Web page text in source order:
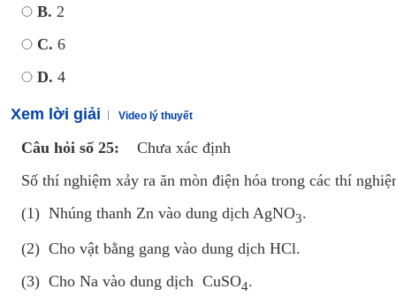
B. 2
C. 6
D. 4
Xem lời giải Video lý thuyết
Câu hỏi số 25:
Chưa xác định
Số thí nghiệm xảy ra ăn mòn điện hóa trong các thí
(1) Nhúng thanh Zn vào dung dịch AgNO3.
(2) Cho vật bằng gang vào dung dịch HCl.
(3) Cho Na vào dung dịch CuSO4.